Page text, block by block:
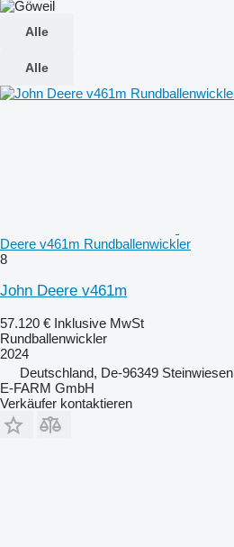
Alle
Alle
Deere v461m Rundballenwickler
8
John Deere v461m
57.120 € Inklusive MwSt
Rundballenwickler
2024
Deutschland, De-96349 Steinwiesen
E-FARM GmbH
Verkäufer kontaktieren